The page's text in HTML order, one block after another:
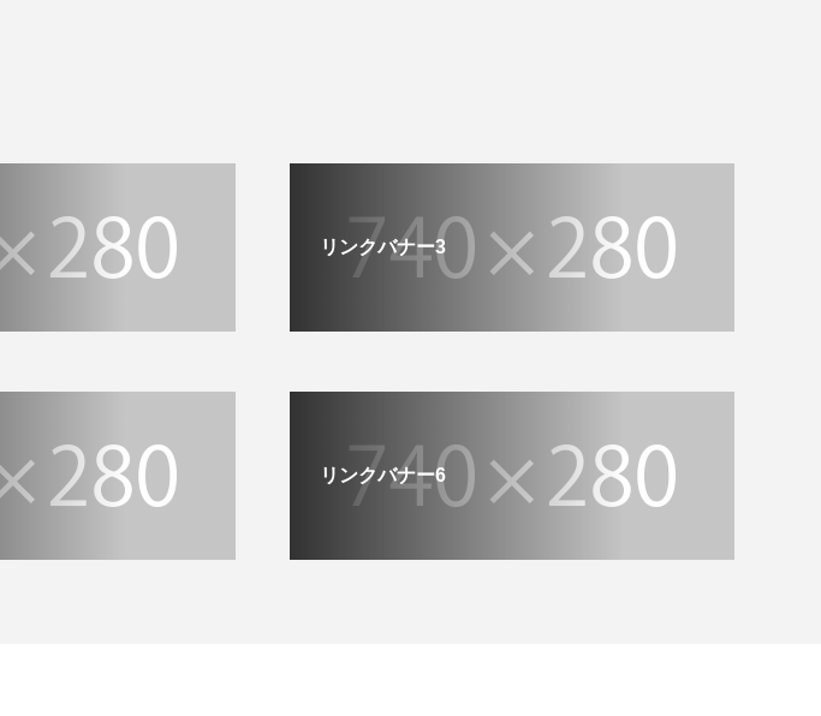
リンクバナー3
リンクバナー6